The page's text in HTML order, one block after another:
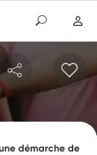
démarche de